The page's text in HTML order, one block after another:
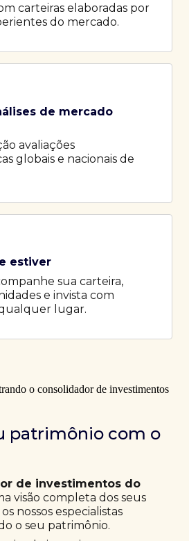
carteiras elaboradas por
do mercado.
de mercado
avaliações
globais e nacionais de
estiver
sua carteira,
e invista com
lugar.
patrimônio com o
de investimentos do
visão completa dos seus
nossos especialistas
o seu patrimônio.